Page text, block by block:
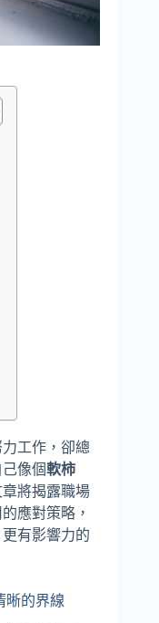
工作，卻總
像個軟柿
將揭露職場
應對策略，
有影響力的
晰的界線